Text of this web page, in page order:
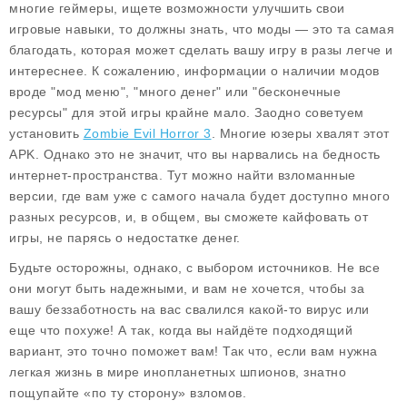
многие геймеры, ищете возможности улучшить свои
игровые навыки, то должны знать, что моды — это та самая
благодать, которая может сделать вашу игру в разы легче и
интереснее. К сожалению, информации о наличии модов
вроде "мод меню", "много денег" или "бесконечные
ресурсы" для этой игры крайне мало. Заодно советуем
установить Zombie Evil Horror 3 . Многие юзеры хвалят этот
APK. Однако это не значит, что вы нарвались на бедность
интернет-пространства. Тут можно найти взломанные
версии, где вам уже с самого начала будет доступно много
разных ресурсов, и, в общем, вы сможете кайфовать от
игры, не парясь о недостатке денег.
Будьте осторожны, однако, с выбором источников. Не все
они могут быть надежными, и вам не хочется, чтобы за
вашу беззаботность на вас свалился какой-то вирус или
еще что похуже! А так, когда вы найдёте подходящий
вариант, это точно поможет вам! Так что, если вам нужна
легкая жизнь в мире инопланетных шпионов, знатно
пощупайте «по ту сторону» взломов.